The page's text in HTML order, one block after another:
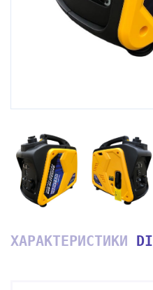
ХАРАКТЕРИСТИКИ